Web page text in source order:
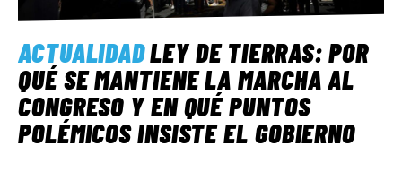
ACTUALIDADLEY DE TIERRAS: POR
QUÉ SE MANTIENE LA MARCHA AL
CONGRESO Y EN QUÉ PUNTOS
POLÉMICOS INSISTE EL GOBIERNO